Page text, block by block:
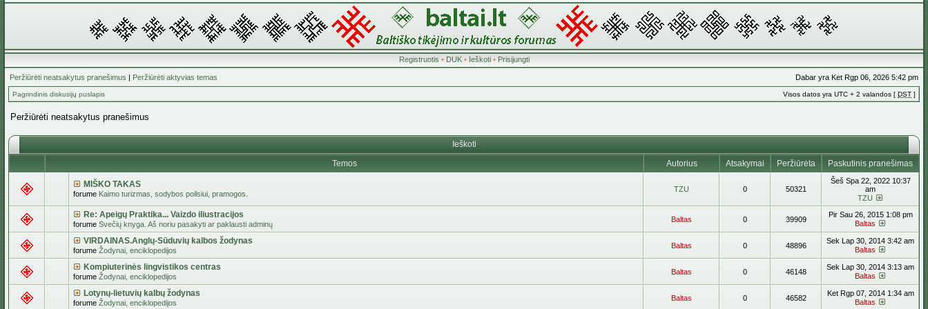
Registruotis • DUK• Ieškoti• Prisijungti
Peržiūrėti neatsakytus pranešimus | Peržiūrėti aktyvias temas Dabar yra Ket Rgp 06, 2026 5:42 pm
Pagrindinis diskusijų puslapis Visos datos yra UTC + 2 valandos [ DST ]
Peržiūrėti neatsakytus pranešimus
Ieškoti
Temos
Autorius Atsakymai Peržiūrėta Paskutinis pranešimas
MIŠKO TAKAS
forume Kaimo turizmas, sodybos poilsiui, pramogos.
TZU 0 50321
Šeš Spa 22, 2022 10:37
am
TZU
Re: Apeigų Praktika... Vaizdo iliustracijos
forume Svečių knyga. Aš noriu pasakyti ar paklausti adminų
Baltas 0 39909
Pir Sau 26, 2015 1:08 pm
Baltas
VIRDAINAS.Anglų-Sūduvių kalbos žodynas
forume Žodynai, enciklopedijos
Baltas 0 48896
Sek Lap 30, 2014 3:42 am
Baltas
Kompiuterinės lingvistikos centras
forume Žodynai, enciklopedijos
Baltas 0 46148
Sek Lap 30, 2014 3:13 am
Baltas
Lotynų-lietuvių kalbų žodynas
forume Žodynai, enciklopedijos
Baltas 0 46582
Ket Rgp 07, 2014 1:34 am
Baltas